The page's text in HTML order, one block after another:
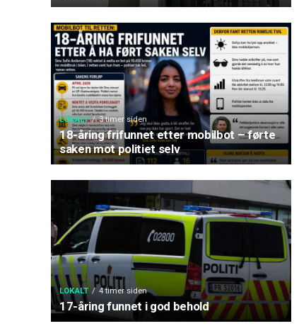
LOKALT 3 timer siden
18-åring frifunnet etter mobilbot – førte
saken mot politiet selv
LOKALT 4 timer siden
17-åring funnet i god behold